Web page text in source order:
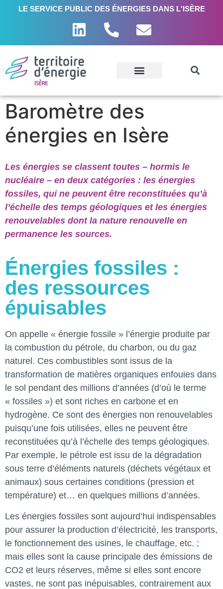
LE SERVICE PUBLIC DES ÉNERGIES DANS L'ISÈRE
Baromètre des
énergies en Isère
Les énergies se classent toutes – hormis le
nucléaire – en deux catégories : les énergies
fossiles, qui ne peuvent être reconstituées qu’à
l’échelle des temps géologiques et les énergies
renouvelables dont la nature renouvelle en
permanence les sources.
Énergies fossiles :
des ressources
épuisables
On appelle « énergie fossile » l’énergie produite par
la combustion du pétrole, du charbon, ou du gaz
naturel. Ces combustibles sont issus de la
transformation de matières organiques enfouies dans
le sol pendant des millions d’années (d’où le terme
« fossiles ») et sont riches en carbone et en
hydrogène. Ce sont des énergies non renouvelables
puisqu’une fois utilisées, elles ne peuvent être
reconstituées qu’à l’échelle des temps géologiques.
Par exemple, le pétrole est issu de la dégradation
sous terre d’éléments naturels (déchets végétaux et
animaux) sous certaines conditions (pression et
température) et… en quelques millions d’années.
Les énergies fossiles sont aujourd’hui indispensables
pour assurer la production d’électricité, les transports,
le fonctionnement des usines, le chauffage, etc. ;
mais elles sont la cause principale des émissions de
CO2 et leurs réserves, même si elles sont encore
vastes, ne sont pas inépuisables, contrairement aux